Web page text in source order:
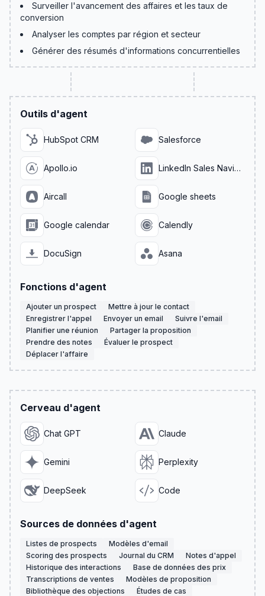
Surveiller l'avancement des affaires et les taux de
conversion
Analyser les comptes par région et secteur
Générer des résumés d'informations concurrentielles
Outils d'agent
HubSpot CRM Salesforce
Apollo.io LinkedIn Sales Navigator
Aircall Google sheets
Google calendar Calendly
DocuSign Asana
Fonctions d'agent
Ajouter un prospect
Mettre à jour le contact
Enregistrer l'appel
Envoyer un email
Suivre l'email
Planifier une réunion
Partager la proposition
Prendre des notes
Évaluer le prospect
Déplacer l'affaire
Cerveau d'agent
Chat GPT Claude
Gemini Perplexity
DeepSeek Code
Sources de données d'agent
Listes de prospects
Modèles d'email
Scoring des prospects
Journal du CRM
Notes d'appel
Historique des interactions
Base de données des prix
Transcriptions de ventes
Modèles de proposition
Bibliothèque des objections
Études de cas